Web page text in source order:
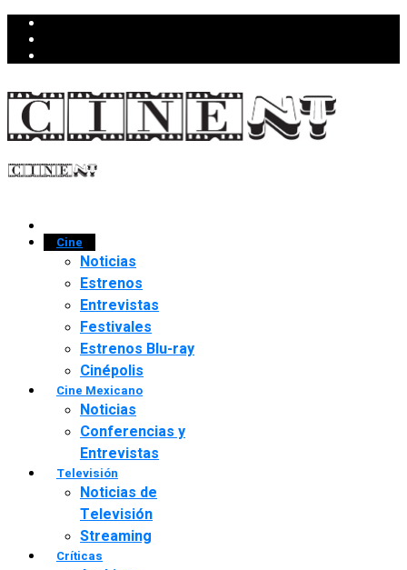
Cine
Noticias
Estrenos
Entrevistas
Festivales
Estrenos Blu-ray
Cinépolis
Cine Mexicano
Noticias
Conferencias y
Entrevistas
Televisión
Noticias de
Televisión
Streaming
Críticas